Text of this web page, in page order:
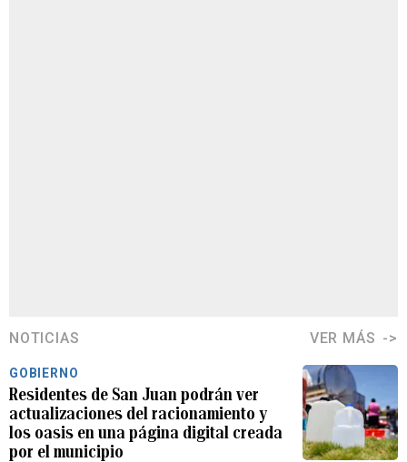
NOTICIAS VER MÁS
GOBIERNO
Residentes de San Juan podrán ver
actualizaciones del racionamiento y
los oasis en una página digital creada
por el municipio